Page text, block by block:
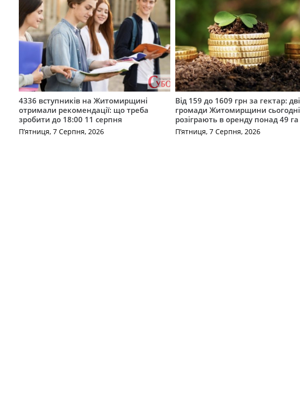
4336 вступників на Житомирщині
отримали рекомендації: що треба
зробити до 18:00 11 серпня
П’ятниця, 7 Серпня, 2026
Від 159 до 1609 грн за гектар: дві
громади Житомирщини сьогодні
розіграють в оренду понад 49 га
П’ятниця, 7 Серпня, 2026